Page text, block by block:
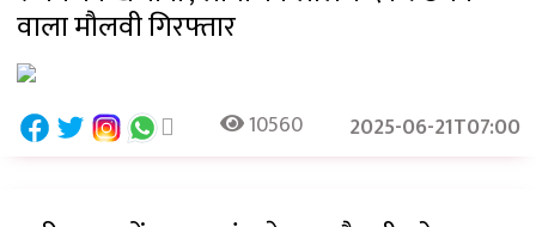
वाला मौलवी गिरफ्तार
10560 2025-06-21T07:00